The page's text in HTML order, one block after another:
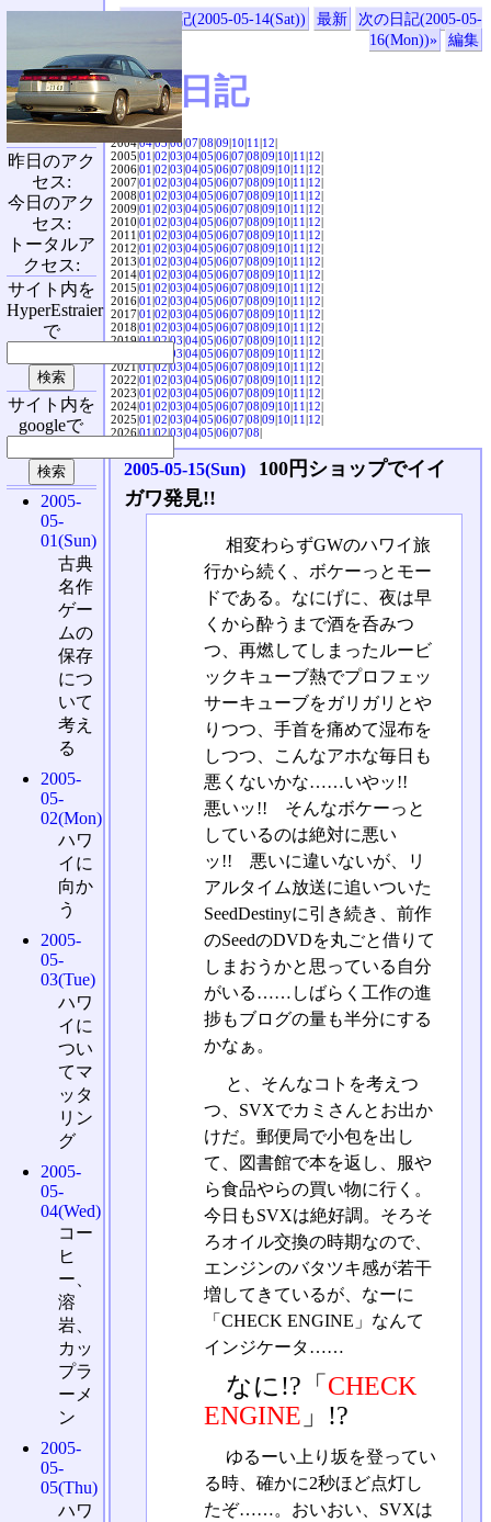
«前の日記(2005-05-14(Sat)) 最新
次の日記(2005-05-
16(Mon))»
編集
SVX日記
2004|04|05|06|07|08|09|10|11|12|
2005|01|02|03|04|05|06|07|08|09|10|11|12|
2006|01|02|03|04|05|06|07|08|09|10|11|12|
2007|01|02|03|04|05|06|07|08|09|10|11|12|
2008|01|02|03|04|05|06|07|08|09|10|11|12|
2009|01|02|03|04|05|06|07|08|09|10|11|12|
2010|01|02|03|04|05|06|07|08|09|10|11|12|
2011|01|02|03|04|05|06|07|08|09|10|11|12|
2012|01|02|03|04|05|06|07|08|09|10|11|12|
2013|01|02|03|04|05|06|07|08|09|10|11|12|
2014|01|02|03|04|05|06|07|08|09|10|11|12|
2015|01|02|03|04|05|06|07|08|09|10|11|12|
2016|01|02|03|04|05|06|07|08|09|10|11|12|
2017|01|02|03|04|05|06|07|08|09|10|11|12|
2018|01|02|03|04|05|06|07|08|09|10|11|12|
2019|01|02|03|04|05|06|07|08|09|10|11|12|
03|04|05|06|07|08|09|10|11|12|
2021|01|02|03|04|05|06|07|08|09|10|11|12|
2022|01|02|03|04|05|06|07|08|09|10|11|12|
2023|01|02|03|04|05|06|07|08|09|10|11|12|
2024|01|02|03|04|05|06|07|08|09|10|11|12|
2025|01|02|03|04|05|06|07|08|09|10|11|12|
2026|01|02|03|04|05|06|07|08|
2005-05-15(Sun)
100円ショップでイイ
ガワ発見!!
相変わらずGWのハワイ旅
行から続く、ボケーっとモー
ドである。なにげに、夜は早
くから酔うまで酒を呑みつ
つ、再燃してしまったルービ
ックキューブ熱でプロフェッ
サーキューブをガリガリとや
りつつ、手首を痛めて湿布を
しつつ、こんなアホな毎日も
悪くないかな……いやッ!!
悪いッ!! そんなボケーっと
しているのは絶対に悪い
ッ!! 悪いに違いないが、リ
アルタイム放送に追いついた
SeedDestinyに引き続き、前作
のSeedのDVDを丸ごと借りて
しまおうかと思っている自分
がいる……しばらく工作の進
捗もブログの量も半分にする
かなぁ。
と、そんなコトを考えつ
つ、SVXでカミさんとお出か
けだ。郵便局で小包を出し
て、図書館で本を返し、服や
ら食品やらの買い物に行く。
今日もSVXは絶好調。そろそ
ろオイル交換の時期なので、
エンジンのバタツキ感が若干
増してきているが、なーに
「CHECK ENGINE」なんて
インジケータ……
なに!?「 CHECK
ENGINE 」!?
ゆるーい上り坂を登ってい
る時、確かに2秒ほど点灯し
たぞ……。おいおい、SVXは
昨日のアク
セス:
今日のアク
セス:
トータルア
クセス:
サイト内を
HyperEstraier
で
サイト内を
googleで
2005-
05-
01(Sun)
古典
名作
ゲー
ムの
保存
につ
いて
考え
る
2005-
05-
02(Mon)
ハワ
イに
向か
う
2005-
05-
03(Tue)
ハワ
イに
つい
てマ
ッタ
リン
グ
2005-
05-
04(Wed)
コー
ヒ
ー、
溶
岩、
カッ
プラ
ーメ
ン
2005-
05-
05(Thu)
ハワ